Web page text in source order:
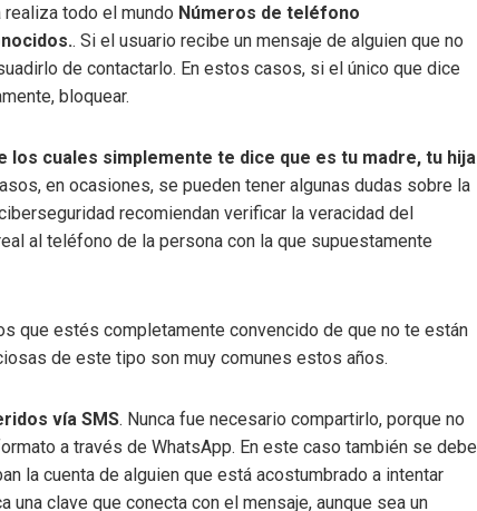
todo el mundo Números de teléfono
. Si el usuario recibe un mensaje de alguien que no
de contactarlo. En estos casos, si el único que dice
bloquear.
los cuales simplemente te dice que es tu madre, tu hija
en ocasiones, se pueden tener algunas dudas sobre la
recomiendan verificar la veracidad del
al teléfono de la persona con la que supuestamente
que estés completamente convencido de que no te están
de este tipo son muy comunes estos años.
vía SMS. Nunca fue necesario compartirlo, porque no
a través de WhatsApp. En este caso también se debe
la cuenta de alguien que está acostumbrado a intentar
clave que conecta con el mensaje, aunque sea un